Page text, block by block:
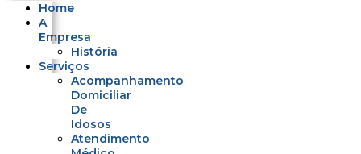
Home
A
Empresa
História
Serviços
Acompanhamento
Domiciliar
De
Idosos
Atendimento